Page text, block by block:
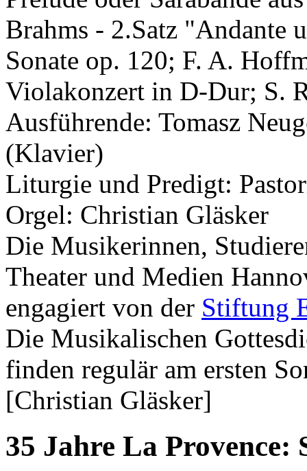
Brahms - 2.Satz "Andante
Sonate op. 120; F. A.
Violakonzert in D-Dur; S.
Ausführende: Tomasz
(Klavier)
Liturgie und Predigt:
Orgel: Christian Gläsker
Die Musikerinnen,
Theater und Medien
engagiert von der Stiftung
Die Musikalischen
finden regulär am ersten
[Christian Gläsker]
35 Jahre La Provence: